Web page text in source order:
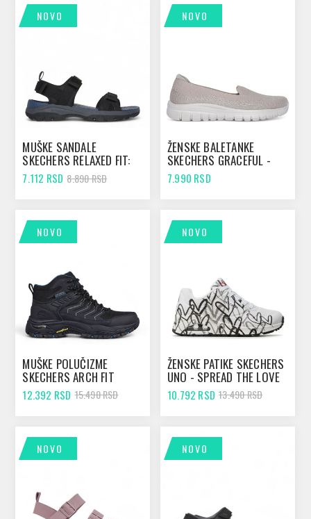
NOVO
MUŠKE SANDALE
SKECHERS RELAXED FIT:
TRESMEN - RYER BLACK
7.112 RSD 8.890 RSD
NOVO
ŽENSKE BALETANKE
SKECHERS GRACEFUL -
VIEW FINDER TAUPE
7.990 RSD
NOVO
MUŠKE POLUČIZME
SKECHERS ARCH FIT
DAWSON - RAVENO BLACK
12.392 RSD 15.490 RSD
NOVO
ŽENSKE PATIKE SKECHERS
UNO - SPREAD THE LOVE
WHITE/BLACK
10.792 RSD 13.490 RSD
NOVO NOVO